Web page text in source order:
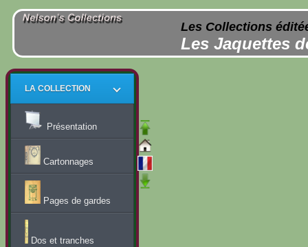
Les Collections
Les Jaquettes
LA COLLECTION
Présentation
Cartonnages
Pages de gardes
Dos et tranches